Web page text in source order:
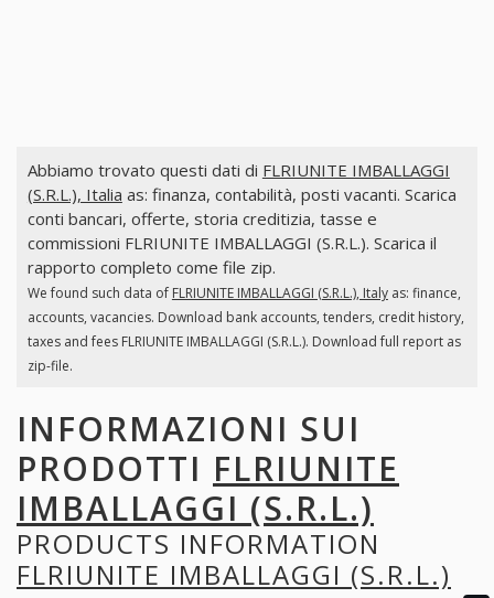
Abbiamo trovato questi dati di FLRIUNITE IMBALLAGGI
(S.R.L.), Italia as: finanza, contabilità, posti vacanti. Scarica
conti bancari, offerte, storia creditizia, tasse e
commissioni FLRIUNITE IMBALLAGGI (S.R.L.). Scarica il
rapporto completo come file zip.
We found such data of FLRIUNITE IMBALLAGGI (S.R.L.), Italyas: finance,
accounts, vacancies. Download bank accounts, tenders, credit history,
taxes and fees FLRIUNITE IMBALLAGGI (S.R.L.). Download full report as
zip-file.
INFORMAZIONI SUI
PRODOTTI FLRIUNITE
IMBALLAGGI (S.R.L.)
PRODUCTS INFORMATION
FLRIUNITE IMBALLAGGI (S.R.L.)